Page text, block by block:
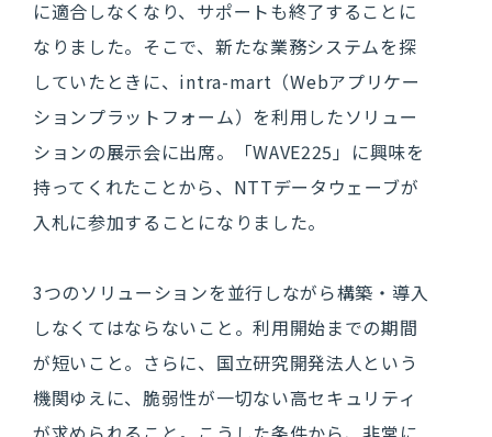
に適合しなくなり、サポートも終了することに
なりました。そこで、新たな業務システムを探
していたときに、intra-mart（Webアプリケー
ションプラットフォーム）を利用したソリュー
ションの展示会に出席。「WAVE225」に興味を
持ってくれたことから、NTTデータウェーブが
入札に参加することになりました。
3つのソリューションを並行しながら構築・導入
しなくてはならないこと。利用開始までの期間
が短いこと。さらに、国立研究開発法人という
機関ゆえに、脆弱性が一切ない高セキュリティ